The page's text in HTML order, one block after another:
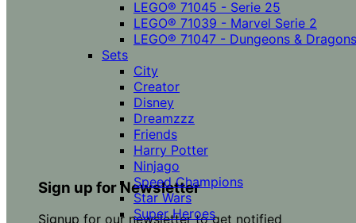
Sign up for Newsletter
Signup for our newsletter to get notified
LEGO® 71045 - Serie 25
LEGO® 71039 - Marvel Serie 2
LEGO® 71047 - Dungeons & Dragons
Sets
City
Creator
Disney
Dreamzzz
Friends
Harry Potter
Ninjago
Speed Champions
Star Wars
Super Heroes